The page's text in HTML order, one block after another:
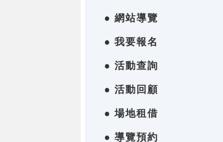
● 網站導覽
● 我要報名
● 活動查詢
● 活動回顧
● 場地租借
● 導覽預約